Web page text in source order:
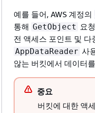
예를 들어, AWS 계정의
통해 GetObject 요
전 액세스 포인트 및
AppDataReader 사
않는 버킷에서 데이터
중요
버킷에 대한 액